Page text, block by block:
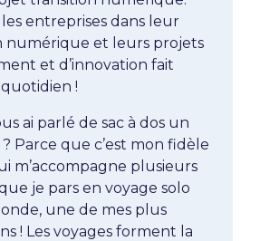
entreprises dans leur
numérique et leurs projets
et d’innovation fait
!
ai parlé de sac à dos un
Parce que c’est mon fidèle
m’accompagne plusieurs
je pars en voyage solo
une de mes plus
! Les voyages forment la